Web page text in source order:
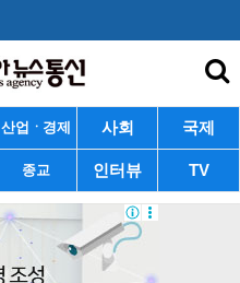
산업ㆍ경제 사회 국제
종교 인터뷰 TV